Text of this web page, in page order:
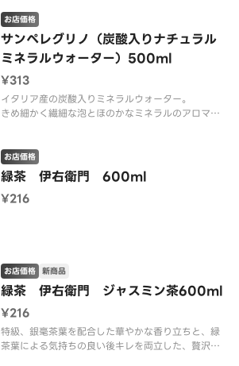
※ラベル刷新により、パッケージデザインが異なる
可能性がございます。
サンペレグリノ（炭酸入りナチュラル
ミネラルウォーター）500ml
お店価格
¥313
イタリア産の炭酸入りミネラルウォーター。
きめ細かく繊細な泡とほのかなミネラルのアロマが
味を引き立てます。
※ラベル刷新により、パッケージデザインが異なる
可能性がございます。
緑茶 伊右衛門 600ml
お店価格
¥216
緑茶 伊右衛門 ジャスミン茶600ml
お店価格 新商品
¥216
特級、銀毫茶葉を配合した華やかな香り立ちと、緑
茶葉による気持ちの良い後キレを両立した、贅沢な